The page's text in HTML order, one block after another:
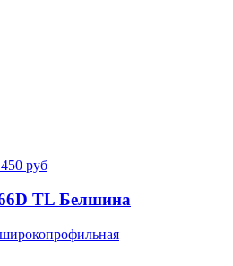
руб
TL Белшина